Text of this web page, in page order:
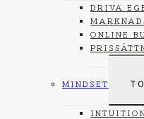
DRIVA
ONLINE
MINDSET